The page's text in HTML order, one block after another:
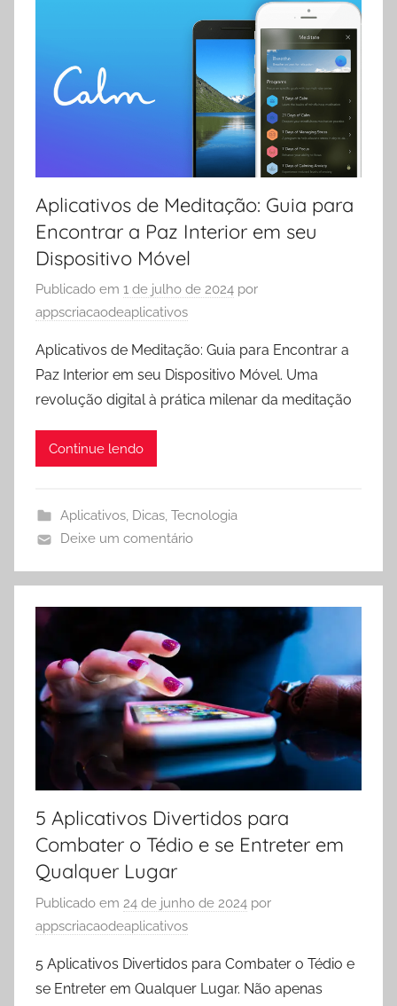
Aplicativos de Meditação: Guia para
Encontrar a Paz Interior em seu
Dispositivo Móvel
Publicado em 1 de julho de 2024 por
appscriacaodeaplicativos
Aplicativos de Meditação: Guia para Encontrar a
Paz Interior em seu Dispositivo Móvel. Uma
revolução digital à prática milenar da meditação
Continue lendo
Aplicativos, Dicas, Tecnologia
Deixe um comentário
5 Aplicativos Divertidos para
Combater o Tédio e se Entreter em
Qualquer Lugar
Publicado em 24 de junho de 2024 por
appscriacaodeaplicativos
5 Aplicativos Divertidos para Combater o Tédio e
se Entreter em Qualquer Lugar. Não apenas